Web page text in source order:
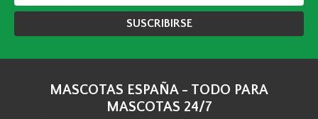
SUSCRIBIRSE
MASCOTAS ESPAÑA - TODO PARA
MASCOTAS 24/7